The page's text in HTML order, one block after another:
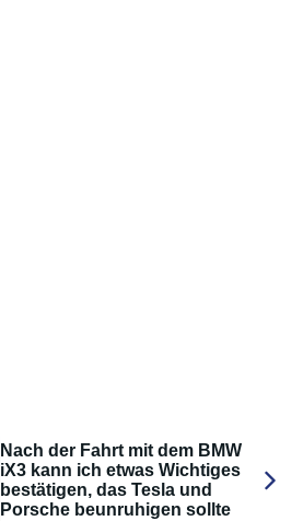
Nach der Fahrt mit dem BMW
iX3 kann ich etwas Wichtiges
bestätigen, das Tesla und
Porsche beunruhigen sollte